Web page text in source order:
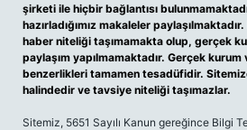
şirketi ile hiçbir bağlantısı
hazırladığımız makaleler
haber niteliği taşımamakta olup, gerçek
paylaşım yapılmamaktadır. Gerçek
benzerlikleri tamamen tesadüfidir.
halindedir ve tavsiye niteliği taşımazlar.
Sitemiz, 5651 Sayılı Kanun gereğince Bilgi